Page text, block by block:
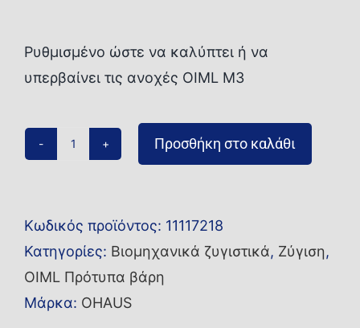
Ρυθμισμένο ώστε να καλύπτει ή να
υπερβαίνει τις ανοχές OIML M3
M3
OH
ποσότητα
Προσθήκη στο καλάθι
Κωδικός προϊόντος: 11117218
Κατηγορίες: Βιομηχανικά ζυγιστικά, Ζύγιση,
OIML Πρότυπα βάρη
Μάρκα: OHAUS